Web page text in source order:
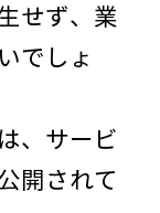
せず、業
でしょ
、サービ
開されて